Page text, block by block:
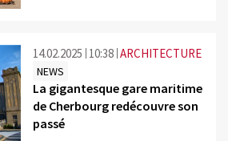
14.02.2025 10:38 ARCHITECTURE
NEWS
La gigantesque gare maritime
de Cherbourg redécouvre son
passé